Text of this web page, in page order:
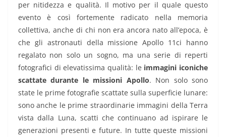
per nitidezza e qualità. Il motivo per il quale questo
evento è così fortemente radicato nella memoria
collettiva, anche di chi non era ancora nato all’epoca, è
che gli astronauti della missione Apollo 11ci hanno
regalato non solo un sogno, ma una serie di reperti
fotografici di elevatissima qualità: le immagini iconiche
scattate durante le missioni Apollo. Non solo sono
state le prime fotografie scattate sulla superficie lunare:
sono anche le prime straordinarie immagini della Terra
vista dalla Luna, scatti che continuano ad ispirare le
generazioni presenti e future. In tutte queste missioni